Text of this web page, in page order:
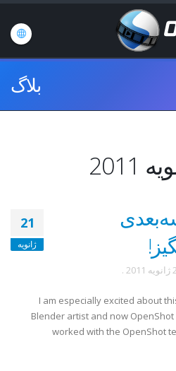
بلاگ
21
ژانویه
.
I am especially excited about
Blender artist and now
worked with the OpenShot